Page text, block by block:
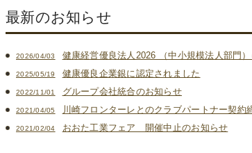
最新のお知らせ
2026/04/03 健康経営優良法人2026 （中小規模法人部門
2025/05/19 健康優良企業銀に認定されました
2022/11/01 グループ会社統合のお知らせ
2021/04/05 川崎フロンターレとのクラブパートナー契約
2021/02/04 おおた工業フェア 開催中止のお知らせ